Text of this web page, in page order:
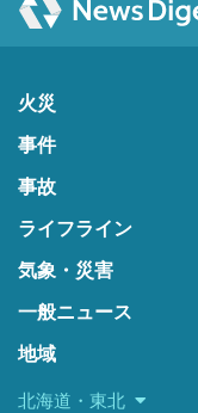
火災
事件
事故
ライフライン
気象・災害
一般ニュース
地域
北海道・東北